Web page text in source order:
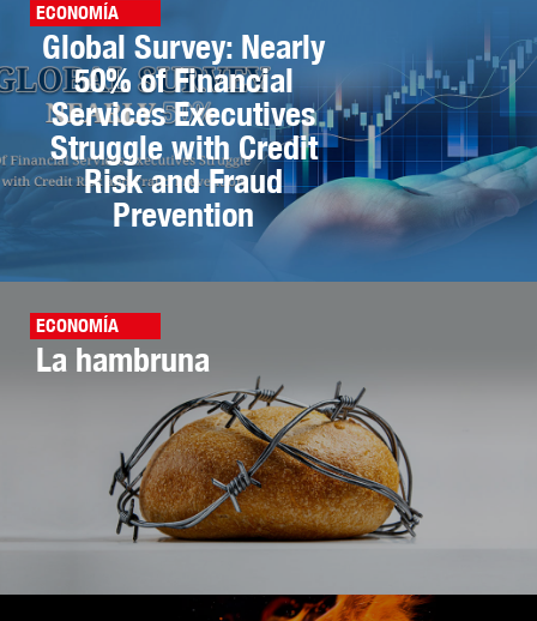
ECONOMÍA
Global Survey: Nearly
50% of Financial
Services Executives
Struggle with Credit
Risk and Fraud
Prevention
ECONOMÍA
La hambruna